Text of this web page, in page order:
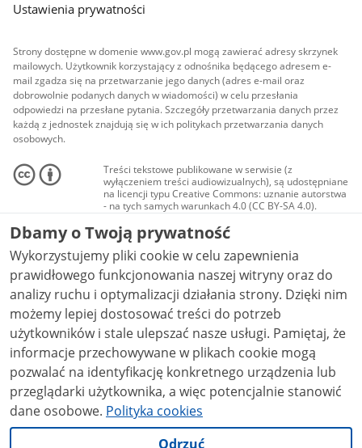
Ustawienia prywatności
Strony dostępne w domenie www.gov.pl mogą zawierać adresy skrzynek
mailowych. Użytkownik korzystający z odnośnika będącego adresem e-
mail zgadza się na przetwarzanie jego danych (adres e-mail oraz
dobrowolnie podanych danych w wiadomości) w celu przesłania
odpowiedzi na przesłane pytania. Szczegóły przetwarzania danych przez
każdą z jednostek znajdują się w ich politykach przetwarzania danych
osobowych.
Treści tekstowe publikowane w serwisie (z
wyłączeniem treści audiowizualnych), są udostępniane
na licencji typu Creative Commons: uznanie autorstwa
- na tych samych warunkach 4.0 (CC BY-SA 4.0).
Materiały audiowizualne, w tym zdjęcia, materiały
audio i wideo, są udostępniane na licencji typu
Creative Commons: uznanie autorstwa użycie
niekomercyjne - bez utworów zależnych 4.0 (CC BY-
NC-ND 4.0), o ile nie jest to stwierdzone inaczej.
Dbamy o Twoją prywatność
Wykorzystujemy pliki cookie w celu zapewnienia
prawidłowego funkcjonowania naszej witryny oraz do
analizy ruchu i optymalizacji działania strony. Dzięki nim
możemy lepiej dostosować treści do potrzeb
użytkowników i stale ulepszać nasze usługi. Pamiętaj, że
informacje przechowywane w plikach cookie mogą
pozwalać na identyfikację konkretnego urządzenia lub
przeglądarki użytkownika, a więc potencjalnie stanowić
dane osobowe. Polityka cookies
Odrzuć